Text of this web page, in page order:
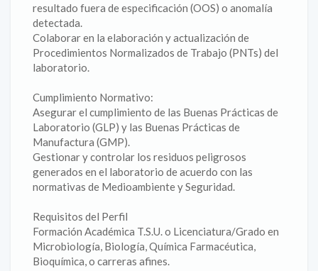
resultado fuera de especificación (OOS) o anomalía
detectada.
‎Colaborar en la elaboración y actualización de
Procedimientos Normalizados de Trabajo (PNTs) del
laboratorio.
Cumplimiento Normativo:
‎Asegurar el cumplimiento de las Buenas Prácticas de
Laboratorio (GLP) y las Buenas Prácticas de
Manufactura (GMP).
‎Gestionar y controlar los residuos peligrosos
generados en el laboratorio de acuerdo con las
normativas de Medioambiente y Seguridad.
Requisitos del Perfil
‎‎Formación Académica T.S.U. o Licenciatura/Grado en
Microbiología, Biología, Química Farmacéutica,
Bioquímica, o carreras afines.